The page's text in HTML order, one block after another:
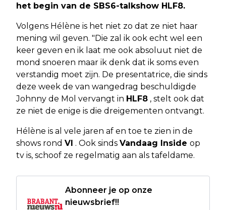
het begin van de SBS6-talkshow HLF8.
Volgens Hélène is het niet zo dat ze niet haar
mening wil geven. "Die zal ik ook echt wel een
keer geven en ik laat me ook absoluut niet de
mond snoeren maar ik denk dat ik soms even
verstandig moet zijn. De presentatrice, die sinds
deze week de van wangedrag beschuldigde
Johnny de Mol vervangt in HLF8 , stelt ook dat
ze niet de enige is die dreigementen ontvangt.
Hélène is al vele jaren af en toe te zien in de
shows rond VI . Ook sinds Vandaag Inside op
tv is, schoof ze regelmatig aan als tafeldame.
Abonneer je op onze
nieuwsbrief!!